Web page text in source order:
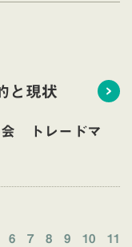
と現状
会 トレードマ
6 7 8 9 10 11